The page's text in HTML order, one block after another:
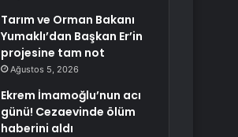
Tarım ve Orman Bakanı
Yumaklı’dan Başkan Er’in
projesine tam not
Ağustos 5, 2026
Ekrem İmamoğlu’nun acı
günü! Cezaevinde ölüm
haberini aldı